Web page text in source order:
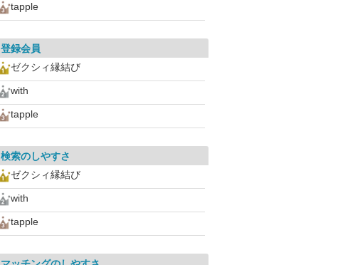
tapple
登録会員
ゼクシィ縁結び
with
tapple
検索のしやすさ
ゼクシィ縁結び
with
tapple